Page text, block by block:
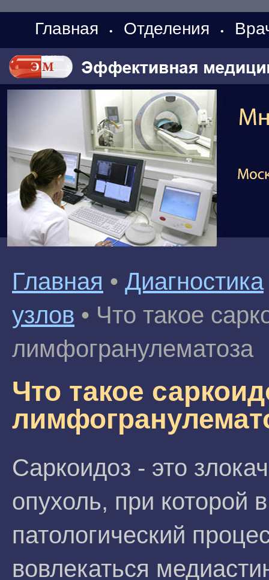
Главная • Отделения •
Главная • Диагностика
узлов • Что такое
лимфогранулематоза
Что такое
Саркоидоз - это
опухоль, при которой в
патологический
вовлекаться